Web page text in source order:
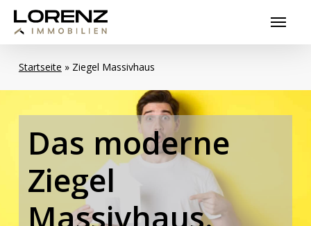
Skip
main
content
Menu
Startseite » Ziegel Massivhaus
Das moderne
Ziegel
Massivhaus.